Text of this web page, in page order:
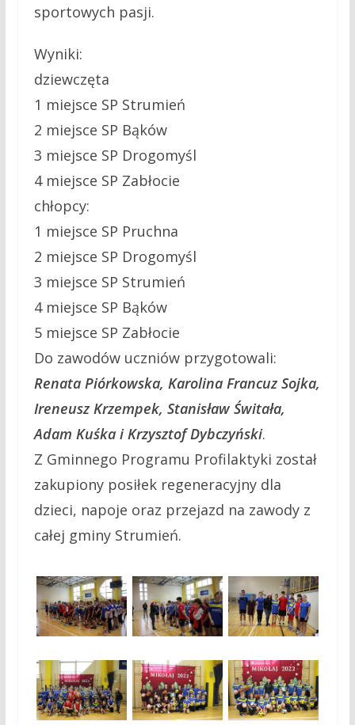
sportowych pasji.
Wyniki:
dziewczęta
1 miejsce SP Strumień
2 miejsce SP Bąków
3 miejsce SP Drogomyśl
4 miejsce SP Zabłocie
chłopcy:
1 miejsce SP Pruchna
2 miejsce SP Drogomyśl
3 miejsce SP Strumień
4 miejsce SP Bąków
5 miejsce SP Zabłocie
Do zawodów uczniów przygotowali:
Renata Piórkowska, Karolina Francuz Sojka,
Ireneusz Krzempek, Stanisław Świtała,
Adam Kuśka i Krzysztof Dybczyński.
Z Gminnego Programu Profilaktyki został
zakupiony posiłek regeneracyjny dla
dzieci, napoje oraz przejazd na zawody z
całej gminy Strumień.